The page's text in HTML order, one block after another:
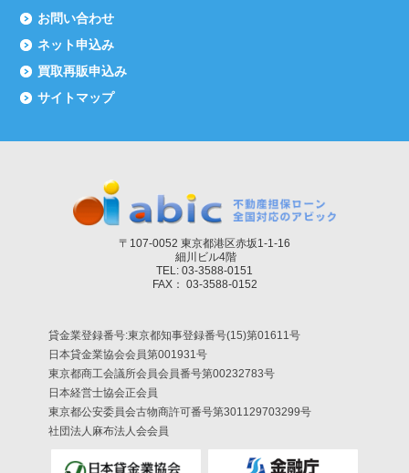
お問い合わせ
ネット申込み
買取再販申込み
サイトマップ
〒107-0052 東京都港区赤坂1-1-16
細川ビル4階
TEL: 03-3588-0151
FAX： 03-3588-0152
貸金業登録番号:東京都知事登録番号(15)第01611号
日本貸金業協会会員第001931号
東京都商工会議所会員会員番号第00232783号
日本経営士協会正会員
東京都公安委員会古物商許可番号第301129703299号
社団法人麻布法人会会員